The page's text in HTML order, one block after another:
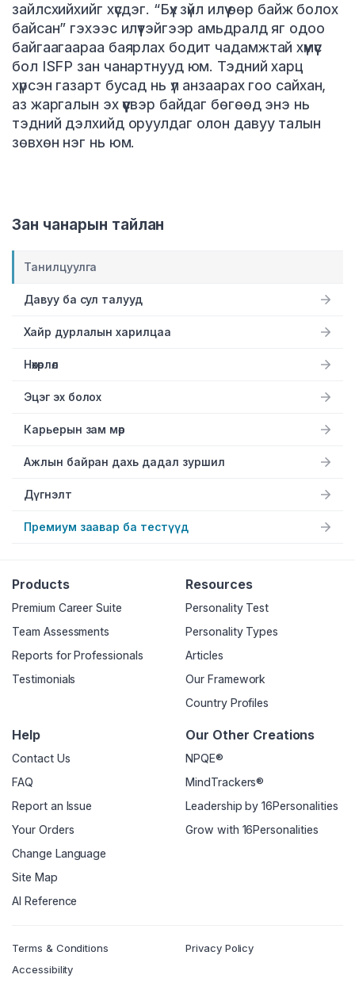
Зан чанарын тайлан
Танилцуулга
Давуу ба сул талууд
Хайр дурлалын харилцаа
Нөхөрлөл
Эцэг эх болох
Карьерын зам мөр
Ажлын байран дахь дадал зуршил
Дүгнэлт
Премиум заавар ба тестүүд
зайлсхийхийг хүсдэг. “Бүх зүйл илүү өөр байж болох
байсан” гэхээс илүүтэйгээр амьдралд яг одоо
байгаагаараа баярлах бодит чадамжтай хүмүүс
бол ISFP зан чанартнууд юм. Тэдний харц
хүрсэн газарт бусад нь үл анзаарах гоо сайхан,
аз жаргалын эх үүсвэр байдаг бөгөөд энэ нь
тэдний дэлхийд оруулдаг олон давуу талын
зөвхөн нэг нь юм.
Products
Premium Career Suite
Team Assessments
Reports for Professionals
Testimonials
Resources
Personality Test
Personality Types
Articles
Our Framework
Country Profiles
Help
Contact Us
FAQ
Report an Issue
Your Orders
Change Language
Site Map
AI Reference
Our Other Creations
NPQE®
MindTrackers®
Leadership by 16Personalities
Grow with 16Personalities
Terms & Conditions
Privacy Policy
Accessibility